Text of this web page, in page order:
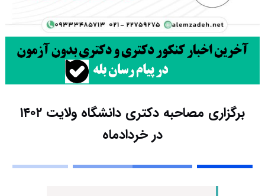
برگزاری مصاحبه دکتری دانشگاه ولایت ۱۴۰۲
در خردادماه